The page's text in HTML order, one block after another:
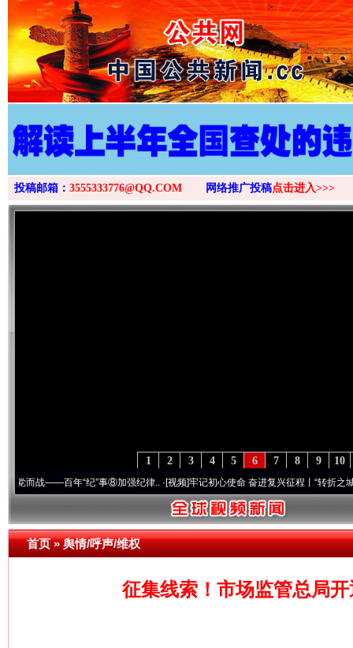
>
投稿邮箱： 3555333776@QQ.COM 网络推广投稿点击进入>>>
10
9
8
7
6
5
4
3
2
1
百年“纪”事⑧加强纪律..·[视频]牢记初心使命 奋进复兴征程丨“转折之城”激荡..·[视
首页»舆情/呼声/维权
征集线索！市场监管总局